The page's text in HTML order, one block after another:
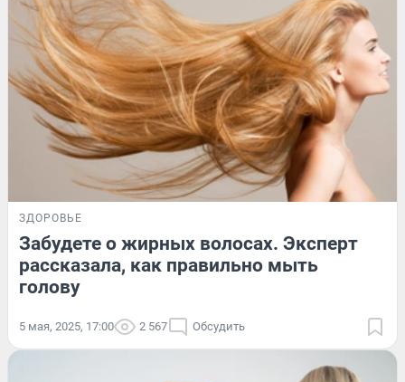
ЗДОРОВЬЕ
Забудете о жирных волосах. Эксперт
рассказала, как правильно мыть
голову
5 мая, 2025, 17:00 2 567 Обсудить